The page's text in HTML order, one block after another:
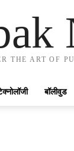
THE ART OF
बॉलीवुड